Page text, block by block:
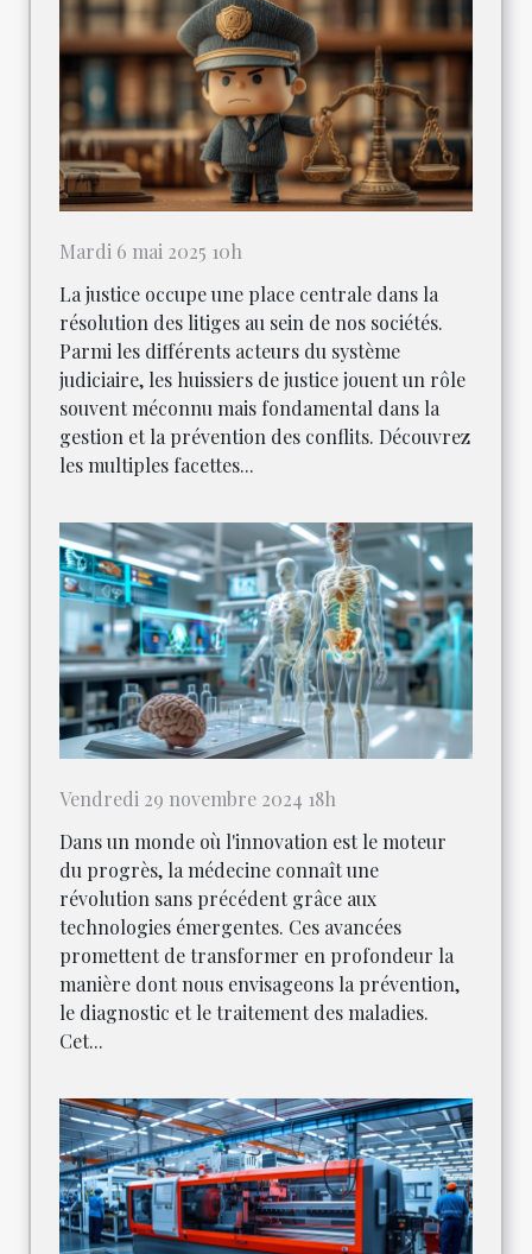
Mardi 6 mai 2025 10h
La justice occupe une place centrale dans la
résolution des litiges au sein de nos sociétés.
Parmi les différents acteurs du système
judiciaire, les huissiers de justice jouent un rôle
souvent méconnu mais fondamental dans la
gestion et la prévention des conflits. Découvrez
les multiples facettes...
Vendredi 29 novembre 2024 18h
Dans un monde où l'innovation est le moteur
du progrès, la médecine connaît une
révolution sans précédent grâce aux
technologies émergentes. Ces avancées
promettent de transformer en profondeur la
manière dont nous envisageons la prévention,
le diagnostic et le traitement des maladies.
Cet...